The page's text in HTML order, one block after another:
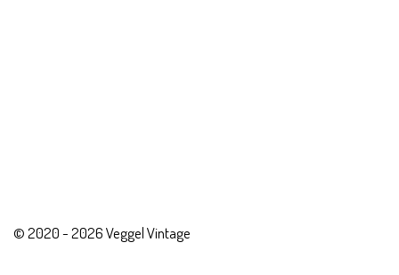
© 2020 - 2026 Veggel Vintage